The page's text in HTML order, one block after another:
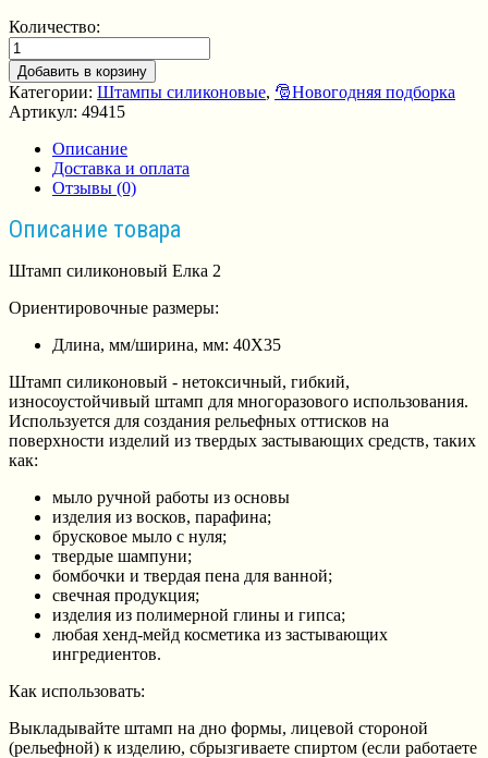
Количество:
Добавить в корзину
Категории: Штампы силиконовые, 🎅Новогодняя подборка
Артикул: 49415
Описание
Доставка и оплата
Отзывы (0)
Описание товара
Штамп силиконовый Елка 2
Ориентировочные размеры:
Длина, мм/ширина, мм: 40Х35
Штамп силиконовый - нетоксичный, гибкий,
износоустойчивый штамп для многоразового использования.
Используется для создания рельефных оттисков на
поверхности изделий из твердых застывающих средств, таких
как:
мыло ручной работы из основы
изделия из восков, парафина;
брусковое мыло с нуля;
твердые шампуни;
бомбочки и твердая пена для ванной;
свечная продукция;
изделия из полимерной глины и гипса;
любая хенд-мейд косметика из застывающих
ингредиентов.
Как использовать:
Выкладывайте штамп на дно формы, лицевой стороной
(рельефной) к изделию, сбрызгиваете спиртом (если работаете